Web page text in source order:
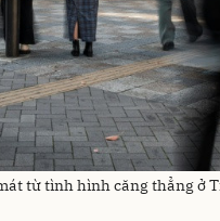
từ tình hình căng thẳng ở